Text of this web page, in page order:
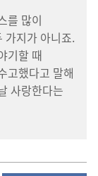
를 많이
가지가 아니죠.
기할 때
고했다고 말해
사랑한다는